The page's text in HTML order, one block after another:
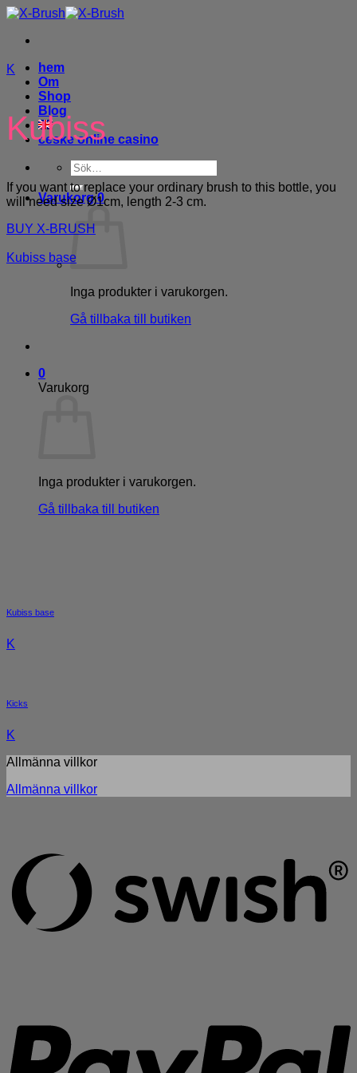
Skip
content
hem
Om
Shop
Blog
ceske online casino
Sök
efter:
Varukorg0
Inga produkter i varukorgen.
Gå tillbaka till butiken
0
Varukorg
Inga produkter i varukorgen.
Gå tillbaka till butiken
K
Kubiss
If you want to replace your ordinary brush to this bottle, you
will need size Ø1cm, length 2-3 cm.
BUY X-BRUSH
Kubiss base
Kubiss base
K
Kicks
K
Allmänna villkor
Allmänna villkor